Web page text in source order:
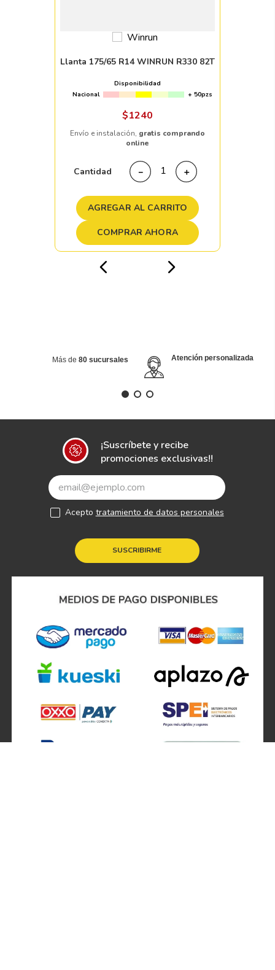
Llanta 175/65 R14 WINRUN R330 82T
Disponibilidad
Nacional
+ 50pzs
$1240
Envío e instalación, gratis comprando
online
Cantidad ＋
－
AGREGAR AL CARRITO
COMPRAR AHORA
Más de 80 sucursales Atención personalizada
¡Suscríbete y recibe
promociones exclusivas!!
SUSCRIBIRME
Acepto tratamiento de datos personales